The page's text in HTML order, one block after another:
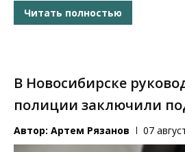
Читать полностью
В Новосибирске
полиции заключили
Автор: Артем Рязанов 07